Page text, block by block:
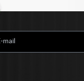
свое авто от
Сегодня
Этот прибор
такому